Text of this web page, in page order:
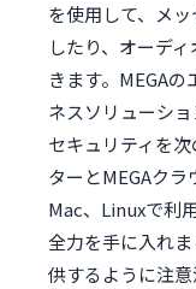
を使用して、メ
したり、オーデ
きます。MEGA
ネスソリューシ
セキュリティを
ターとMEGAクラ
Mac、Linuxで利
全力を手に入れ
供するように注意